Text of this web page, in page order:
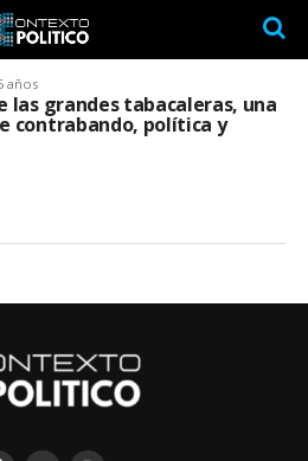
años
las grandes tabacaleras, una
contrabando, política y